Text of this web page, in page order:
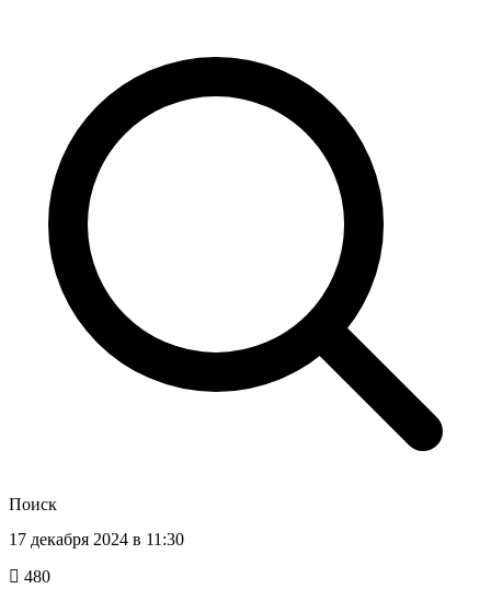
Поиск
17 декабря 2024 в 11:30
480